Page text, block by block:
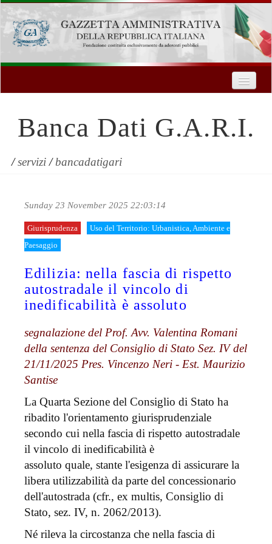
Formazione
Innovazione Tecnologica
Registrati
Banca Dati G.A.R.I.
/servizi/bancadatigari
Sunday 23 November 2025 22:03:14
Giurisprudenza
Uso del Territorio: Urbanistica, Ambiente e
Paesaggio
Edilizia: nella fascia di rispetto
autostradale il vincolo di
inedificabilità è assoluto
segnalazione del Prof. Avv. Valentina Romani
della sentenza del Consiglio di Stato Sez. IV del
21/11/2025 Pres. Vincenzo Neri - Est. Maurizio
Santise
La Quarta Sezione del Consiglio di Stato ha
ribadito l'orientamento giurisprudenziale
secondo cui nella fascia di rispetto autostradale
il vincolo di inedificabilità è
assoluto quale, stante l'esigenza di assicurare la
libera utilizzabilità da parte del concessionario
dell'autostrada (cfr., ex multis, Consiglio di
Stato, sez. IV, n. 2062/2013).
Né rileva la circostanza che nella fascia di